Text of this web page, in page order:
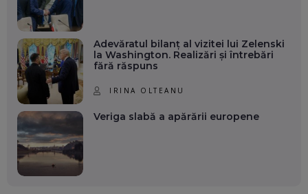
Adevăratul bilanț al vizitei lui Zelenski
la Washington. Realizări și întrebări
fără răspuns
IRINA OLTEANU
Veriga slabă a apărării europene